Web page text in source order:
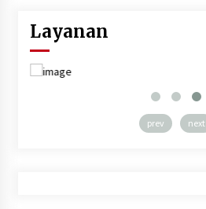
Layanan
prev next